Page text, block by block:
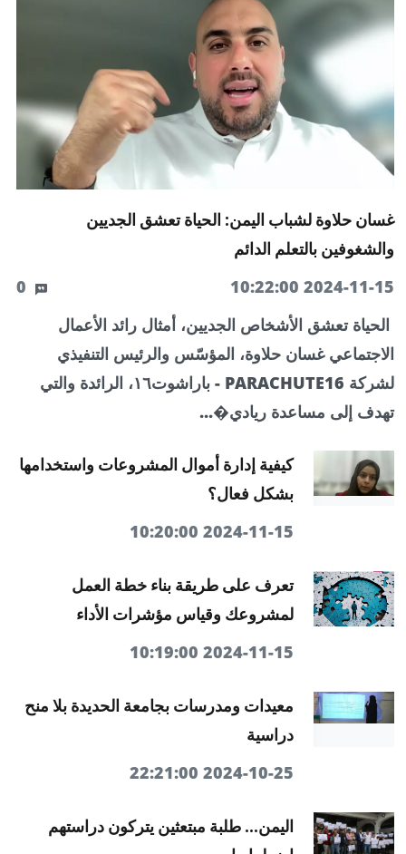
غسان حلاوة لشباب اليمن: الحياة تعشق الجديين
والشغوفين بالتعلم الدائم
2024-11-15 10:22:00
الحياة تعشق الأشخاص الجديين، أمثال رائد الأعمال
الاجتماعي غسان حلاوة، المؤسّس والرئيس التنفيذي
لشركة PARACHUTE16 - باراشوت١٦، الرائدة والتي
تهدف إلى مساعدة ريادي�...
كيفية إدارة أموال المشروعات واستخدامها
بشكل فعال؟
2024-11-15 10:20:00
تعرف على طريقة بناء خطة العمل
لمشروعك وقياس مؤشرات الأداء
2024-11-15 10:19:00
معيدات ومدرسات بجامعة الحديدة بلا منح
دراسية
2024-10-25 22:21:00
اليمن... طلبة مبتعثين يتركون دراستهم